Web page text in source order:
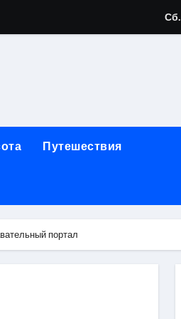
ногтей, депиляции и
объектов
требования к документам
и ход приема
Путешествия
портал